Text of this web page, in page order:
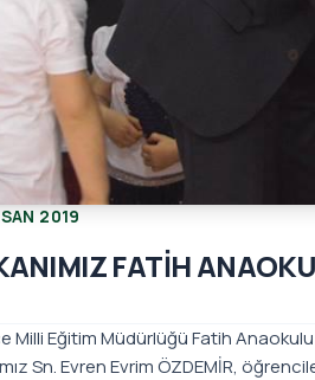
2019
FATİH
Milli Eğitim Müdürlüğü Fatih
Sn. Evren Evrim ÖZDEMİR,